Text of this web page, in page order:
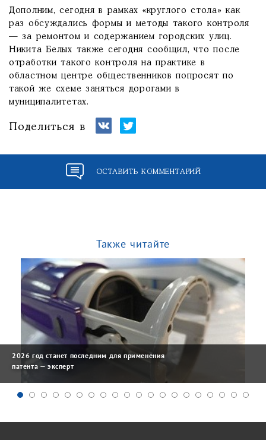
Дополним, сегодня в рамках «круглого стола» как
раз обсуждались формы и методы такого контроля
— за ремонтом и содержанием городских улиц.
Никита Белых также сегодня сообщил, что после
отработки такого контроля на практике в
областном центре общественников попросят по
такой же схеме заняться дорогами в
муниципалитетах.
Поделиться в
ОСТАВИТЬ КОММЕНТАРИЙ
Также читайте
2026 год станет последним для применения
патента — эксперт